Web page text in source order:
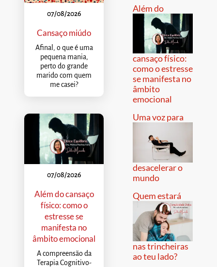
07/08/2026
Cansaço miúdo
Afinal, o que é uma
pequena mania,
perto do grande
marido com quem
me casei?
07/08/2026
Além do cansaço
físico: como o
estresse se
manifesta no
âmbito emocional
A compreensão da
Terapia Cognitivo-
Além do
cansaço físico:
como o estresse
se manifesta no
âmbito
emocional
Uma voz para
desacelerar o
mundo
Quem estará
nas trincheiras
ao teu lado?